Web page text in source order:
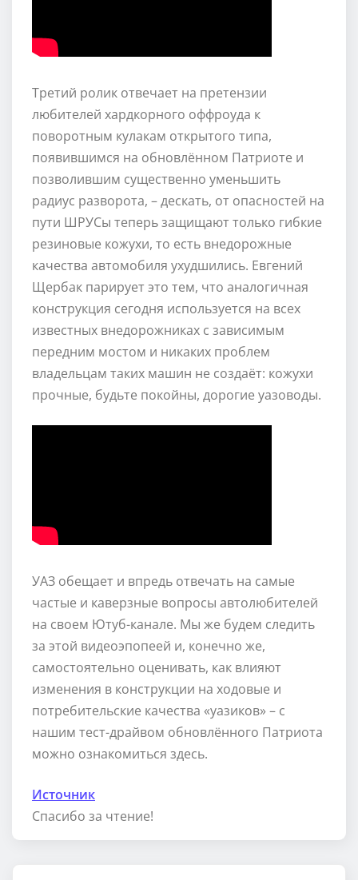
Третий ролик отвечает на претензии
любителей хардкорного оффроуда к
поворотным кулакам открытого типа,
появившимся на обновлённом Патриоте и
позволившим существенно уменьшить
радиус разворота, – дескать, от опасностей на
пути ШРУСы теперь защищают только гибкие
резиновые кожухи, то есть внедорожные
качества автомобиля ухудшились. Евгений
Щербак парирует это тем, что аналогичная
конструкция сегодня используется на всех
известных внедорожниках с зависимым
передним мостом и никаких проблем
владельцам таких машин не создаёт: кожухи
прочные, будьте покойны, дорогие уазоводы.
УАЗ обещает и впредь отвечать на самые
частые и каверзные вопросы автолюбителей
на своем Ютуб-канале. Мы же будем следить
за этой видеоэпопеей и, конечно же,
самостоятельно оценивать, как влияют
изменения в конструкции на ходовые и
потребительские качества «уазиков» – с
нашим тест-драйвом обновлённого Патриота
можно ознакомиться здесь.
Источник
Спасибо за чтение!